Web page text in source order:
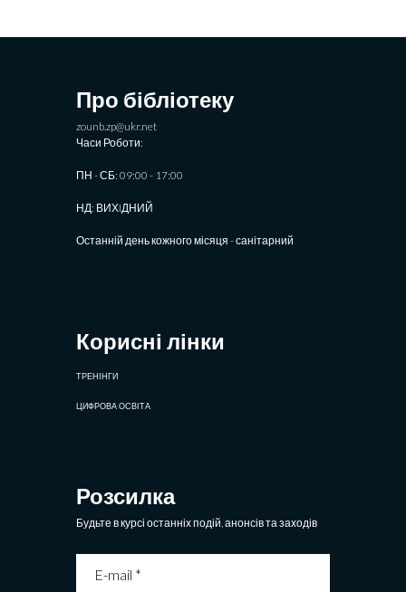
Про бібліотеку
zounb.zp@ukr.net
Часи Роботи:
ПН - СБ: 09:00 - 17:00
НД: ВИХIДНИЙ
Останній день кожного місяця - санітарний
Корисні лінки
ТРЕНІНГИ
ЦИФРОВА ОСВІТА
Розсилка
Будьте в курсі останніх подій, анонсів та заходів